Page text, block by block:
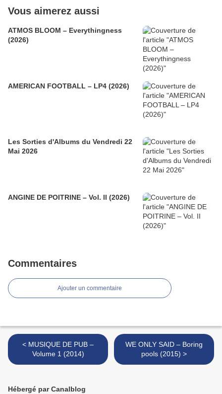
Vous aimerez aussi
ATMOS BLOOM – Everythingness
(2026)
AMERICAN FOOTBALL – LP4 (2026)
Les Sorties d'Albums du Vendredi 22
Mai 2026
ANGINE DE POITRINE – Vol. II (2026)
Commentaires
Ajouter un commentaire
< MUSIQUE DE PUB –
Volume 1 (2014)
WE ONLY SAID – Boring
pools (2015) >
Hébergé par Canalblog